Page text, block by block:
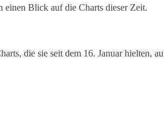
einen Blick auf die Charts dieser Zeit.
die sie seit dem 16. Januar hielten,